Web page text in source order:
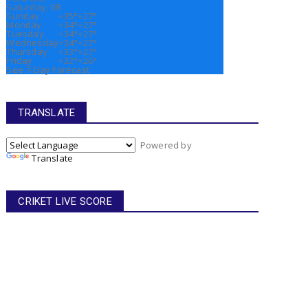
Saturday, 08
Sunday +35°+27°
Monday +34°+27°
Tuesday +34°+27°
Wednesday+34°+27°
Thursday +33°+27°
Friday +32°+26°
See 7-Day Forecast
TRANSLATE
Powered by
Translate
CRIKET LIVE SCORE